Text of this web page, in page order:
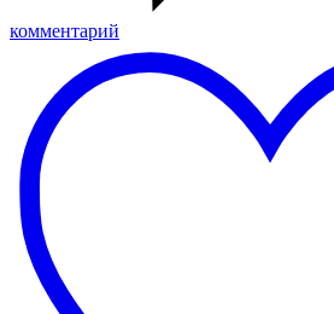
комментарий